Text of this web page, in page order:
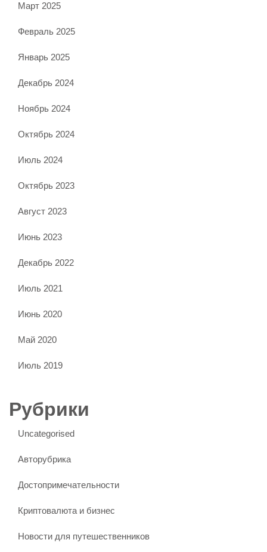
Март 2025
Февраль 2025
Январь 2025
Декабрь 2024
Ноябрь 2024
Октябрь 2024
Июль 2024
Октябрь 2023
Август 2023
Июнь 2023
Декабрь 2022
Июль 2021
Июнь 2020
Май 2020
Июль 2019
Рубрики
Uncategorised
Авторубрика
Достопримечательности
Криптовалюта и бизнес
Новости для путешественников